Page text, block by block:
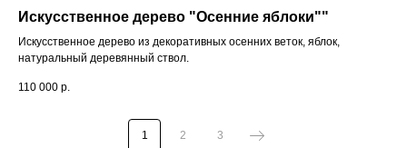
Искусственное дерево "Осенние яблоки""
Искусственное дерево из декоративных осенних веток, яблок,
натуральный деревянный ствол.
110 000 р.
1 2 3